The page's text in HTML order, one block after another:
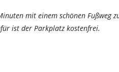
mit einem schönen Fußweg
ist der Parkplatz kostenfrei.